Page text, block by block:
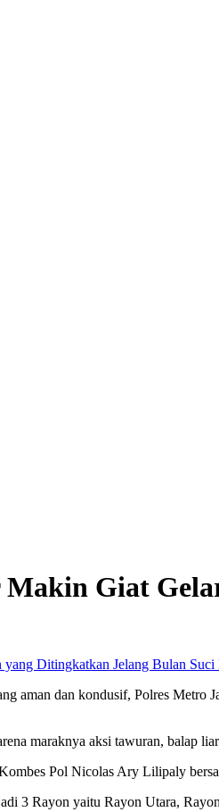
Giat
aman dan kondusif, Polres Metro
maraknya aksi tawuran, balap
Pol Nicolas Ary Lilipaly
3 Rayon yaitu Rayon Utara,